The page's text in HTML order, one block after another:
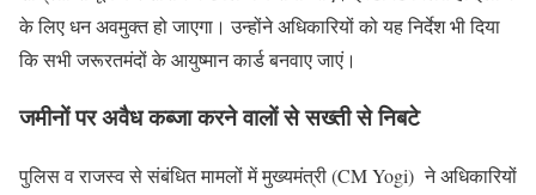
के लिए धन अवमुक्त हो जाएगा। उन्होंने अधिकारियों को यह निर्देश भी दिया
कि सभी जरूरतमंदों के आयुष्मान कार्ड बनवाए जाएं।
जमीनों पर अवैध कब्जा करने वालों से सख्ती से निबटे
पुलिस व राजस्व से संबंधित मामलों में मुख्यमंत्री (CM Yogi) ने अधिकारियों